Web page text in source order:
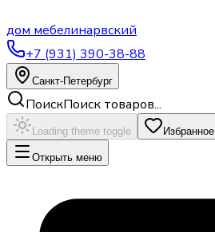
дом мебелинарвский
+7 (931) 390-38-88
Санкт-Петербург
ПоискПоиск товаров...
Loading theme toggle Избранное
Открыть меню